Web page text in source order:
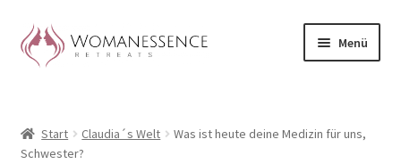
Zur
Navigation
Zum
Inhalt
Menü
BlogStart Claudia´s Welt
Was ist heute deine Medizin für uns,
Schwester?